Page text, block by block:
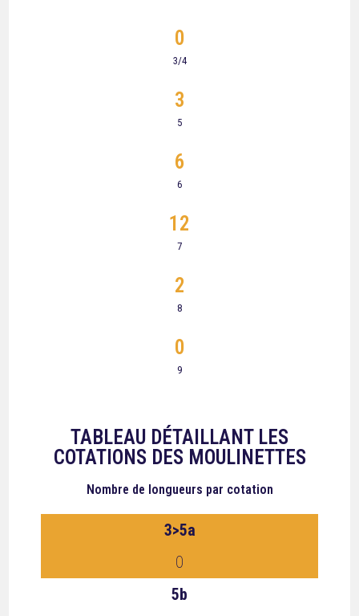
3/4
0
5
3
6
6
7
12
8
2
9
0
TABLEAU DÉTAILLANT LES
COTATIONS DES MOULINETTES
Nombre de longueurs par cotation
3>5a
0
5b